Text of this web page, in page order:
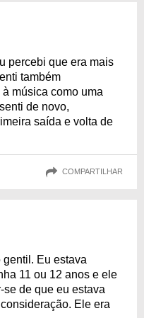
percebi que era mais
também
música como uma
de novo,
saída e volta de
COMPARTILHAR
gentil. Eu estava
11 ou 12 anos e ele
se de que eu estava
Ele era